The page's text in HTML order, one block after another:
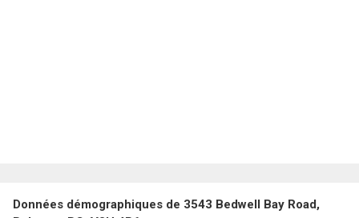
Données démographiques de 3543 Bedwell Bay Road,